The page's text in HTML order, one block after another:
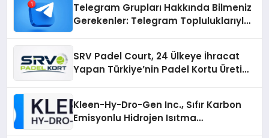
Telegram Grupları Hakkında Bilmeniz
Gerekenler: Telegram Topluluklarıyla
SRV Padel Court, 24 Ülkeye İhracat
Yapan Türkiye’nin Padel Kortu Üretim
Kleen-Hy-Dro-Gen Inc., Sıfır Karbon
Emisyonlu Hidrojen Isıtma